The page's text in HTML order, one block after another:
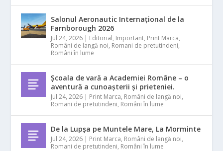
Salonul Aeronautic Internațional de la
Farnborough 2026
Jul 24, 2026 | Editorial, Important, Print Marca,
Români de langă noi, Romani de pretutindeni,
Români în lume
Școala de vară a Academiei Române – o
aventură a cunoașterii și prieteniei.
Jul 24, 2026 | Print Marca, Români de langă noi,
Romani de pretutindeni, Români în lume
De la Lupșa pe Muntele Mare, La Morminte
Jul 24, 2026 | Print Marca, Români de langă noi,
Romani de pretutindeni, Români în lume